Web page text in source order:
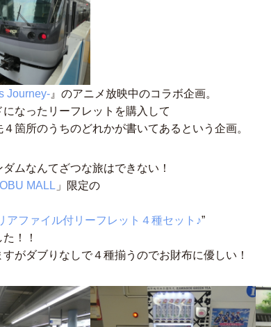
Journey- 』のアニメ放映中のコラボ企画。
なったリーフレットを購入して
箇所のうちのどれかが書いてあるという企画。
ムなんてざつな旅はできない！
MALL 」限定の
アファイル付リーフレット４種セット♪”
！！
がダブりなしで４種揃うのでお財布に優しい！